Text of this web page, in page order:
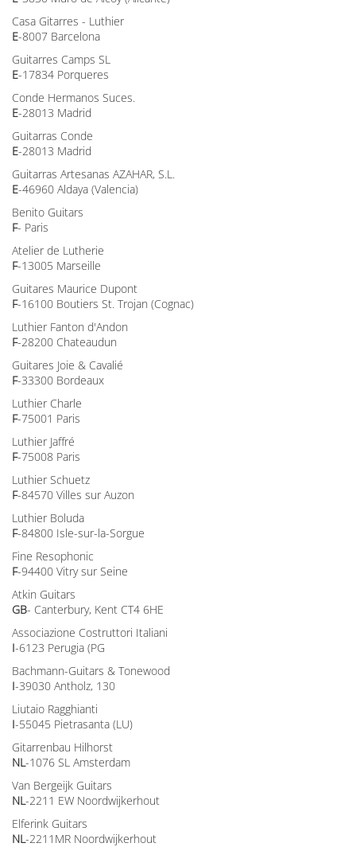
Casa Gitarres - Luthier
E-8007 Barcelona
Guitarres Camps SL
E-17834 Porqueres
Conde Hermanos Suces.
E-28013 Madrid
Guitarras Conde
E-28013 Madrid
Guitarras Artesanas AZAHAR, S.L.
E-46960 Aldaya (Valencia)
Benito Guitars
F- Paris
Atelier de Lutherie
F-13005 Marseille
Guitares Maurice Dupont
F-16100 Boutiers St. Trojan (Cognac)
Luthier Fanton d'Andon
F-28200 Chateaudun
Guitares Joie & Cavalié
F-33300 Bordeaux
Luthier Charle
F-75001 Paris
Luthier Jaffré
F-75008 Paris
Luthier Schuetz
F-84570 Villes sur Auzon
Luthier Boluda
F-84800 Isle-sur-la-Sorgue
Fine Resophonic
F-94400 Vitry sur Seine
Atkin Guitars
GB- Canterbury, Kent CT4 6HE
Associazione Costruttori Italiani
I-6123 Perugia (PG
Bachmann-Guitars & Tonewood
I-39030 Antholz, 130
Liutaio Ragghianti
I-55045 Pietrasanta (LU)
Gitarrenbau Hilhorst
NL-1076 SL Amsterdam
Van Bergeijk Guitars
NL-2211 EW Noordwijkerhout
Elferink Guitars
NL-2211MR Noordwijkerhout